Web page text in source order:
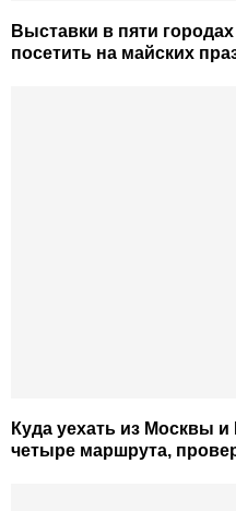
Выставки в пяти
посетить на майских
Куда уехать из Москвы
четыре маршрута,